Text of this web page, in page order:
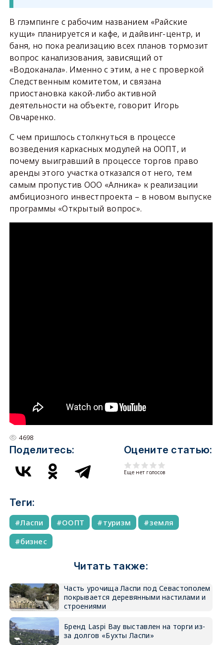
В глэмпинге с рабочим названием «Райские
кущи» планируется и кафе, и дайвинг-центр, и
баня, но пока реализацию всех планов тормозит
вопрос канализования, зависящий от
«Водоканала». Именно с этим, а не с проверкой
Следственным комитетом, и связана
приостановка какой-либо активной
деятельности на объекте, говорит Игорь
Овчаренко.
С чем пришлось столкнуться в процессе
возведения каркасных модулей на ООПТ, и
почему выигравший в процессе торгов право
аренды этого участка отказался от него, тем
самым пропустив ООО «Алника» к реализации
амбициозного инвестпроекта – в новом выпуске
программы «Открытый вопрос».
4698
Поделитесь: Оцените статью:
Еще нет голосов
Теги:
Ласпи ООПТ туризм
земля
бизнес
Читать также:
Часть урочища Ласпи под Севастополем
покрывается деревянными настилами и
строениями
Бренд Laspi Bay выставлен на торги из-
за долгов «Бухты Ласпи»